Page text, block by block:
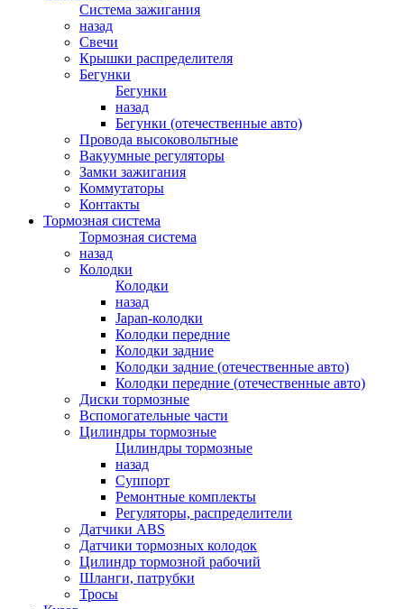
Система зажигания
назад
Свечи
Крышки распределителя
Бегунки
Бегунки
назад
Бегунки (отечественные авто)
Провода высоковольтные
Вакуумные регуляторы
Замки зажигания
Коммутаторы
Контакты
Тормозная система
Тормозная система
назад
Колодки
Колодки
назад
Japan-колодки
Колодки передние
Колодки задние
Колодки задние (отечественные авто)
Колодки передние (отечественные авто)
Диски тормозные
Вспомогательные части
Цилиндры тормозные
Цилиндры тормозные
назад
Суппорт
Ремонтные комплекты
Регуляторы, распределители
Датчики ABS
Датчики тормозных колодок
Цилиндр тормозной рабочий
Шланги, патрубки
Тросы